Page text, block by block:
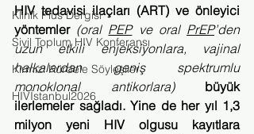
Klinik Plus Dergisi
Sivil Toplum HIV Konferansı
Kırmızı Kurdele Söyleşiler
HIVİstanbul2026
HIV tedavisi ilaçları (ART) ve önleyici
yöntemler (oral PEP ve oral PrEP’den
uzun etkili enjeksiyonlara, vajinal
halkalardan geniş spektrumlu
monoklonal antikorlara) büyük
ilerlemeler sağladı. Yine de her yıl 1,3
milyon yeni HIV olgusu kayıtlara